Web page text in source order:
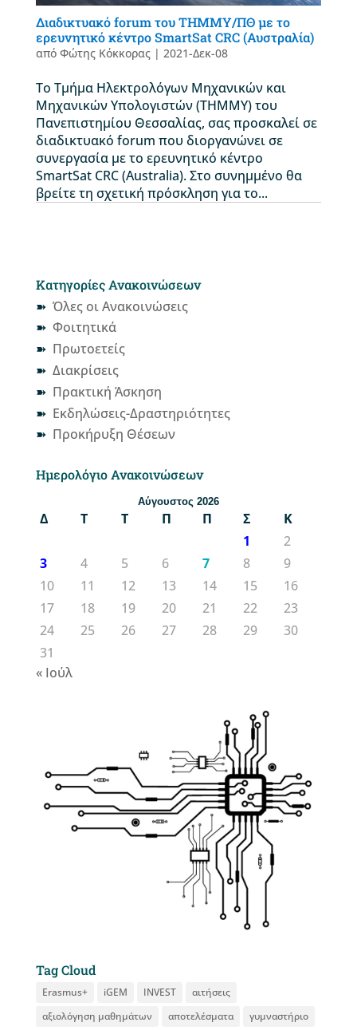
Διαδικτυακό forum του ΤΗΜΜΥ/ΠΘ με το
ερευνητικό κέντρο SmartSat CRC (Αυστραλία)
από Φώτης Κόκκορας| 2021-Δεκ-08
Tο Τμήμα Ηλεκτρολόγων Μηχανικών και
Μηχανικών Υπολογιστών (ΤΗΜΜΥ) του
Πανεπιστημίου Θεσσαλίας, σας προσκαλεί σε
διαδικτυακό forum που διοργανώνει σε
συνεργασία με το ερευνητικό κέντρο
SmartSat CRC (Australia). Στο συνημμένο θα
βρείτε τη σχετική πρόσκληση για το...
Κατηγορίες Ανακοινώσεων
Όλες οι Ανακοινώσεις
Φοιτητικά
Πρωτοετείς
Διακρίσεις
Πρακτική Άσκηση
Εκδηλώσεις-Δραστηριότητες
Προκήρυξη Θέσεων
Ημερολόγιο Ανακοινώσεων
Αύγουστος 2026
Δ Τ Τ Π Π Σ
Κ
1
2
3
4 5 6 7 8
9
10
11 12 13 14 15
16
17
18 19 20 21 22
23
24
25 26 27 28 29
30
31
« Ιούλ
Tag Cloud
Erasmus+ iGEM INVEST
αιτήσεις
αξιολόγηση μαθημάτων
αποτελέσματα
γυμναστήριο